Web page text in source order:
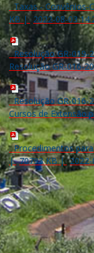
Taxas - Convênios-
KB| 2022-08-03
Resolução GR-
Resolução GR-016-
Resolução GR-
Cursos de
Procedimentos
| 70793 KB|